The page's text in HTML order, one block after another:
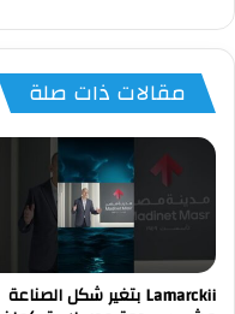
مقالات ذات صلة
Lamarckii بتغير شكل الصناعة